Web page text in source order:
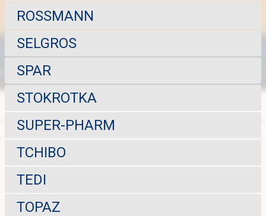
ROSSMANN
SELGROS
SPAR
STOKROTKA
SUPER-PHARM
TCHIBO
TEDI
TOPAZ